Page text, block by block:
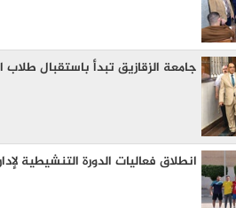
جامعة الزقازيق تبدأ باستقبال طلاب
انطلاق فعاليات الدورة التنشيطية